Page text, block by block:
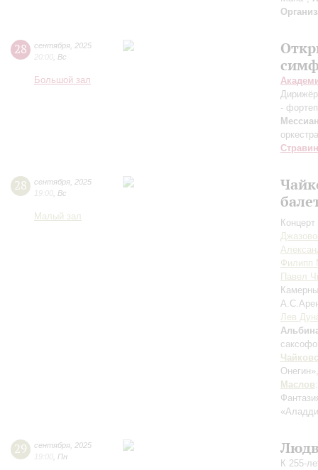
28 сентября 2025
20:00 Вс
Большой зал
-
28 сентября 2025
19:00 Вс
Малый зал
Филипп
Павел
Лев
Маслов
29 сентября 2025
19:00 Пн
К 255-